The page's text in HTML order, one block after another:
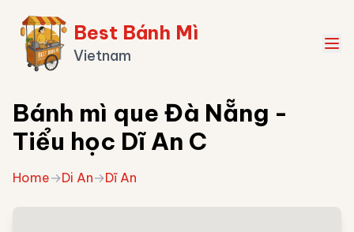
Best Bánh Mì
Vietnam
Bánh mì que Đà Nẵng -
Tiểu học Dĩ An C
Home→Di An→Dĩ An